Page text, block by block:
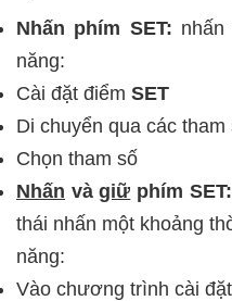
Nhấn phím SET:
năng:
Cài đặt điểm SET
Di chuyển qua các tham
Chọn tham số
Nhấn vàgiữ phím SET:
thái nhấn một khoảng
năng:
Vào chương trình cài đặt